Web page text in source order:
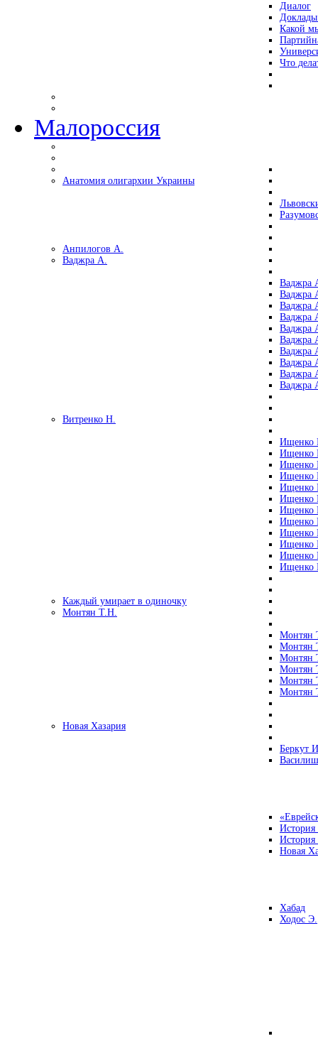
Диалог
Какой
Что
Малороссия
Анатомия олигархии Украины
Анпилогов А.
Ваджра А.
Ваджра
Ваджра
Ваджра
Ваджра
Ваджра
Ваджра
Ваджра
Ваджра
Ваджра
Ваджра
Витренко Н.
Ищенко
Ищенко
Ищенко
Ищенко
Ищенко
Ищенко
Ищенко
Ищенко
Ищенко
Ищенко
Ищенко
Ищенко
Каждый умирает в одиночку
Монтян Т.Н.
Монтян
Монтян
Монтян
Монтян
Монтян
Монтян
Новая Хазария
Беркут
Новая
Хабад
Ходос Э.